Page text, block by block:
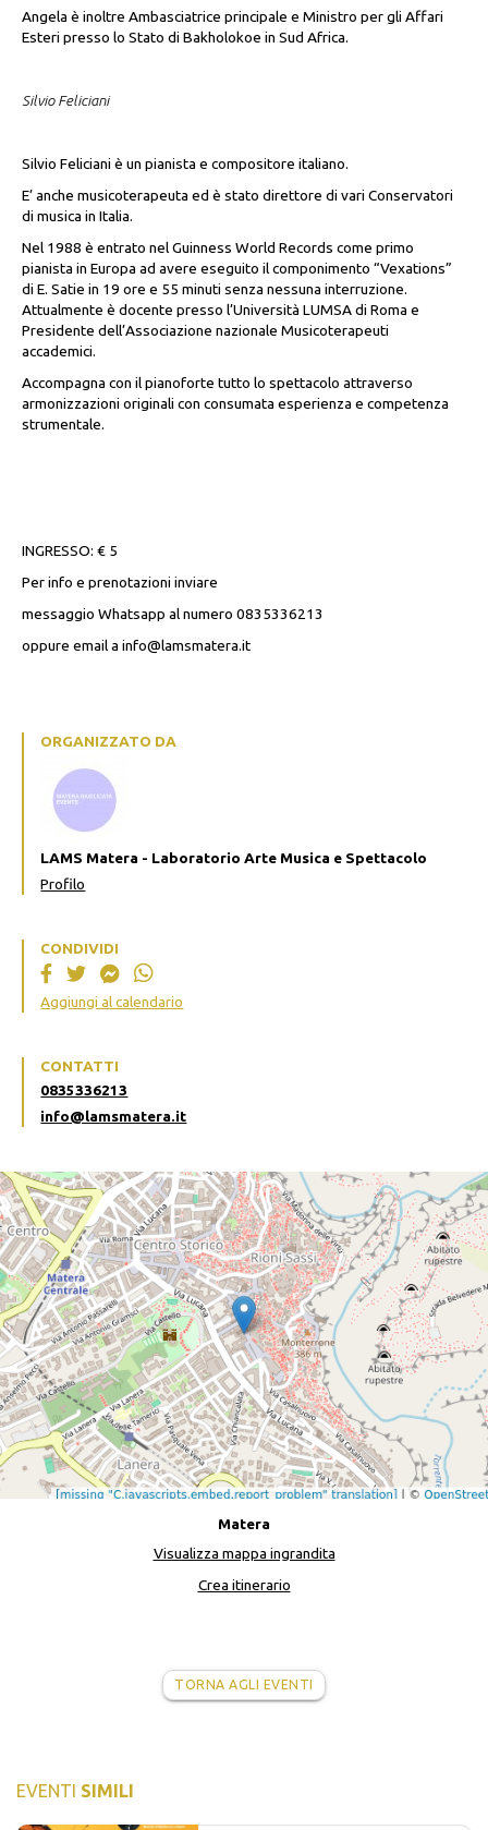
Angela è inoltre Ambasciatrice principale e Ministro per gli Affari
Esteri presso lo Stato di Bakholokoe in Sud Africa.
Silvio Feliciani
Silvio Feliciani è un pianista e compositore italiano.
E’ anche musicoterapeuta ed è stato direttore di vari Conservatori
di musica in Italia.
Nel 1988 è entrato nel Guinness World Records come primo
pianista in Europa ad avere eseguito il componimento “Vexations”
di E. Satie in 19 ore e 55 minuti senza nessuna interruzione.
Attualmente è docente presso l’Università LUMSA di Roma e
Presidente dell’Associazione nazionale Musicoterapeuti
accademici.
Accompagna con il pianoforte tutto lo spettacolo attraverso
armonizzazioni originali con consumata esperienza e competenza
strumentale.
INGRESSO: € 5
Per info e prenotazioni inviare
messaggio Whatsapp al numero 0835336213
oppure email a info@lamsmatera.it
ORGANIZZATO DA
LAMS Matera - Laboratorio Arte Musica e Spettacolo
Profilo
CONDIVIDI
Aggiungi al calendario
CONTATTI
0835336213
info@lamsmatera.it
Matera
Visualizza mappa ingrandita
Crea itinerario
TORNA AGLI EVENTI
EVENTI SIMILI